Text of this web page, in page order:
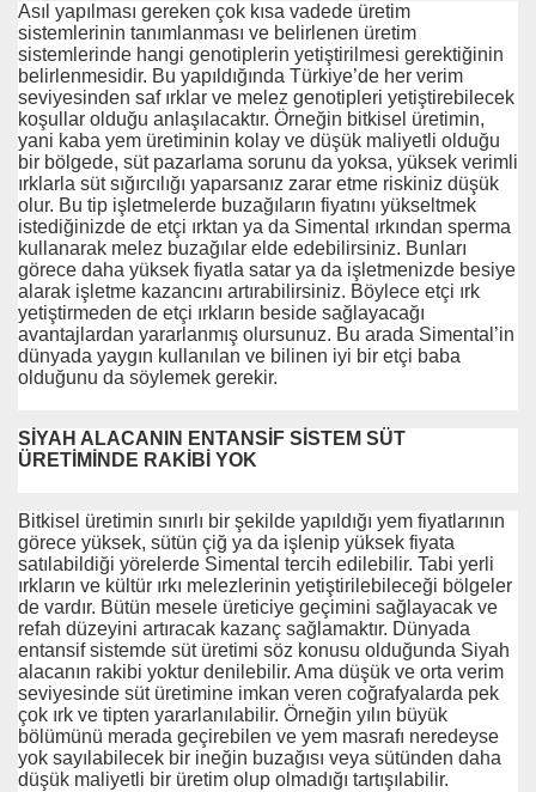
Asıl yapılması gereken çok kısa vadede üretim
sistemlerinin tanımlanması ve belirlenen üretim
sistemlerinde hangi genotiplerin yetiştirilmesi gerektiğinin
belirlenmesidir. Bu yapıldığında Türkiye’de her verim
seviyesinden saf ırklar ve melez genotipleri yetiştirebilecek
koşullar olduğu anlaşılacaktır. Örneğin bitkisel üretimin,
yani kaba yem üretiminin kolay ve düşük maliyetli olduğu
bir bölgede, süt pazarlama sorunu da yoksa, yüksek verimli
ırklarla süt sığırcılığı yaparsanız zarar etme riskiniz düşük
olur. Bu tip işletmelerde buzağıların fiyatını yükseltmek
istediğinizde de etçi ırktan ya da Simental ırkından sperma
kullanarak melez buzağılar elde edebilirsiniz. Bunları
görece daha yüksek fiyatla satar ya da işletmenizde besiye
alarak işletme kazancını artırabilirsiniz. Böylece etçi ırk
yetiştirmeden de etçi ırkların beside sağlayacağı
avantajlardan yararlanmış olursunuz. Bu arada Simental’in
dünyada yaygın kullanılan ve bilinen iyi bir etçi baba
olduğunu da söylemek gerekir.
SİYAH ALACANIN ENTANSİF SİSTEM SÜT
ÜRETİMİNDE RAKİBİ YOK
Bitkisel üretimin sınırlı bir şekilde yapıldığı yem fiyatlarının
görece yüksek, sütün çiğ ya da işlenip yüksek fiyata
satılabildiği yörelerde Simental tercih edilebilir. Tabi yerli
ırkların ve kültür ırkı melezlerinin yetiştirilebileceği bölgeler
de vardır. Bütün mesele üreticiye geçimini sağlayacak ve
refah düzeyini artıracak kazanç sağlamaktır. Dünyada
entansif sistemde süt üretimi söz konusu olduğunda Siyah
alacanın rakibi yoktur denilebilir. Ama düşük ve orta verim
seviyesinde süt üretimine imkan veren coğrafyalarda pek
çok ırk ve tipten yararlanılabilir. Örneğin yılın büyük
bölümünü merada geçirebilen ve yem masrafı neredeyse
yok sayılabilecek bir ineğin buzağısı veya sütünden daha
düşük maliyetli bir üretim olup olmadığı tartışılabilir.